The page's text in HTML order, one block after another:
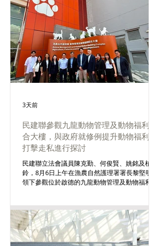
民建聯參觀九龍動物管理及動物福利綜
合大樓，與政府就修例提升動物福利、
打擊走私進行探討
民建聯立法會議員陳克勤、何俊賢、姚銘及植潔
鈴，8月6日上午在漁農自然護理署署長黎堅明帶
領下參觀位於啟德的九龍動物管理及動物福利綜
化驗室及顯微鏡室等多項設施。議員們詳細了解
綜合大樓的日常運作、流浪動物處理流程，以及
動物疾病化驗等工作，並對前線人員的專業工作
表示肯定。
3天前